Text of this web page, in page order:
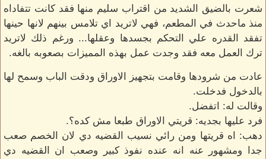
شعرت بالضيق الشديد من اقتراب سليم منها فقد كانت تتفاداه
منذ ماحدث في المطعم، فهي لاتريد اي تلامس بينهم لانها حينها
تفقد القدره علي التحكم بجسدها وعقلها... ورغم ذلك لاتريد
ترك العمل معه فقد وجدت عمل بهذه المميزات بصعوبه بالغه.
عادت من شرودها وقامت بتجهيز الاوراق ودقت الباب وسمح لها
بالدخول فدخلت.
وقالت له: اتفضل.
فرد عليها بجديه: قريتي الاوراق طبعا مش كده؟.
دهب: اه قريتها ومن رائي نسيب القضيه دي لان الخصم صعب
جدا ومشهور عنه انه عنده نفوذ كبير وصعب ان القضيه دي